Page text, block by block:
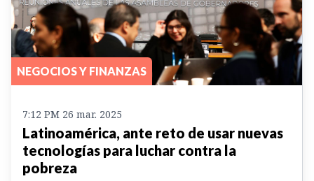
NEGOCIOS Y FINANZAS
7:12 PM 26 mar. 2025
Latinoamérica, ante reto de usar nuevas
tecnologías para luchar contra la
pobreza